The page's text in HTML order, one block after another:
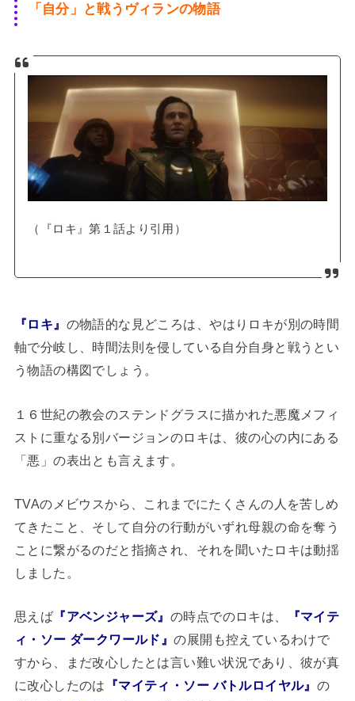
「自分」と戦うヴィランの物語
（『ロキ』第１話より引用）
『ロキ』 の物語的な見どころは、やはりロキが別の時間
軸で分岐し、時間法則を侵している自分自身と戦うとい
う物語の構図でしょう。
１６世紀の教会のステンドグラスに描かれた悪魔メフィ
ストに重なる別バージョンのロキは、彼の心の内にある
「悪」の表出とも言えます。
TVAのメビウスから、これまでにたくさんの人を苦しめ
てきたこと、そして自分の行動がいずれ母親の命を奪う
ことに繋がるのだと指摘され、それを聞いたロキは動揺
しました。
思えば 『アベンジャーズ』 の時点でのロキは、
『マイテ
ィ・ソー ダークワールド』の展開も控えているわけで
すから、まだ改心したとは言い難い状況であり、彼が真
に改心したのは 『マイティ・ソー バトルロイヤル』 の